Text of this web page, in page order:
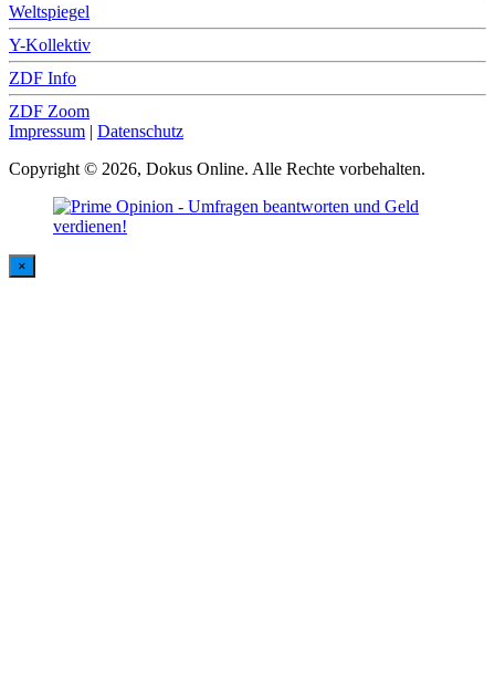
Weltspiegel
Y-Kollektiv
ZDF Info
ZDF Zoom
Impressum | Datenschutz
Copyright © 2026, Dokus Online. Alle Rechte vorbehalten.
×